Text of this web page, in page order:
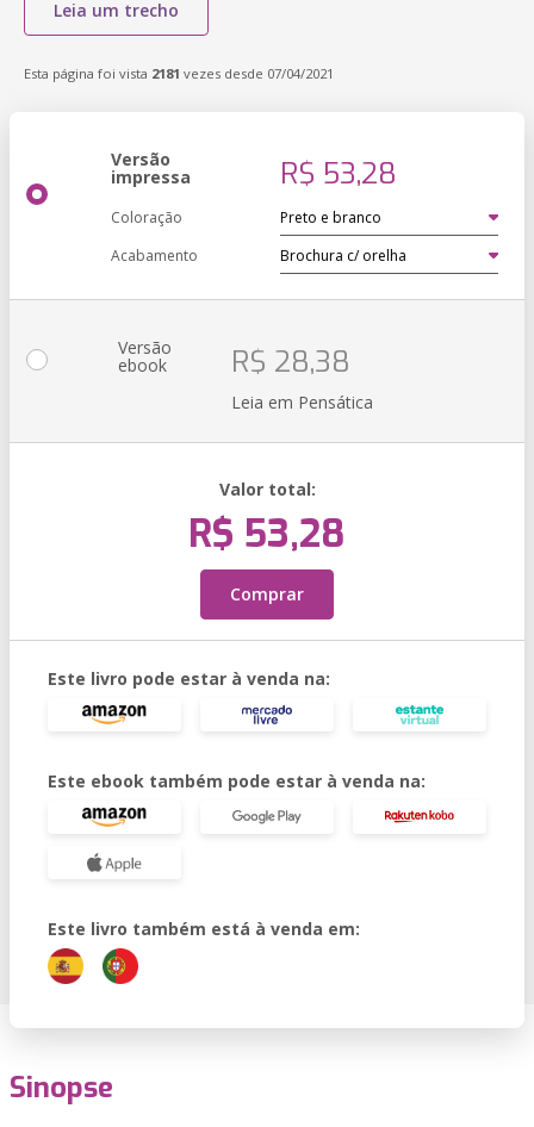
Leia um trecho
Esta página foi vista 2181 vezes desde 07/04/2021
Versão
impressa R$ 53,28
Coloração
Acabamento
Versão
ebook R$ 28,38
Leia em Pensática
Valor total:
R$ 53,28
Comprar
Este livro pode estar à venda na:
Este ebook também pode estar à venda na:
Este livro também está à venda em:
Sinopse